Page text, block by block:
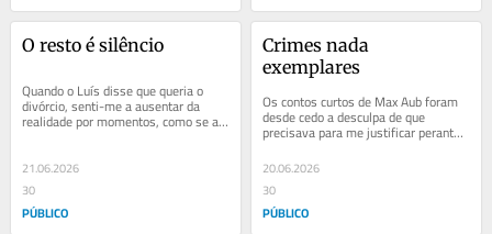
O resto é silêncio
Quando o Luís disse que queria o
divórcio, senti-me a ausentar da
realidade por momentos, como se a
minha cabeça tivesse descolado do
21.06.2026
30
PÚBLICO
Crimes nada
exemplares
Os contos curtos de Max Aub foram
desde cedo a desculpa de que
precisava para me justificar perante
os outros. As minhas bizarrias
manifestavam-se...
20.06.2026
30
PÚBLICO